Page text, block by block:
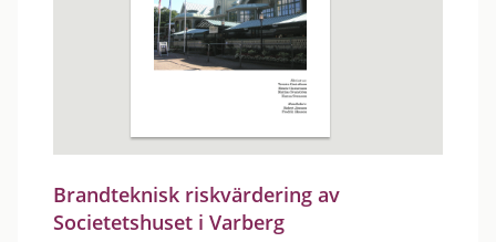
Brandteknisk riskvärdering av
Societetshuset i Varberg